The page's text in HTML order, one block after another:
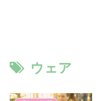
ウェア